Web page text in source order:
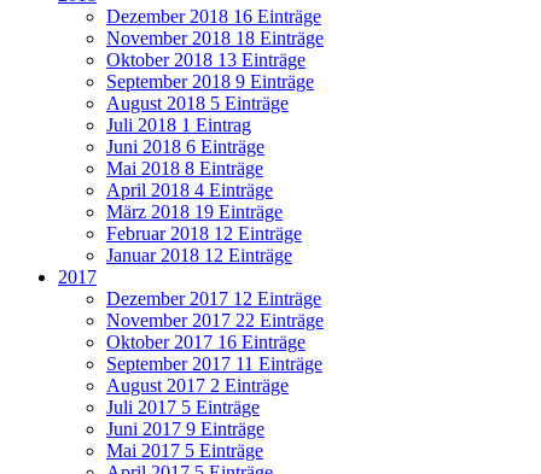
Dezember 2018 16 Einträge
November 2018 18 Einträge
Oktober 2018 13 Einträge
September 2018 9 Einträge
August 2018 5 Einträge
Juli 2018 1 Eintrag
Juni 2018 6 Einträge
Mai 2018 8 Einträge
April 2018 4 Einträge
März 2018 19 Einträge
Februar 2018 12 Einträge
Januar 2018 12 Einträge
2017
Dezember 2017 12 Einträge
November 2017 22 Einträge
Oktober 2017 16 Einträge
September 2017 11 Einträge
August 2017 2 Einträge
Juli 2017 5 Einträge
Juni 2017 9 Einträge
Mai 2017 5 Einträge